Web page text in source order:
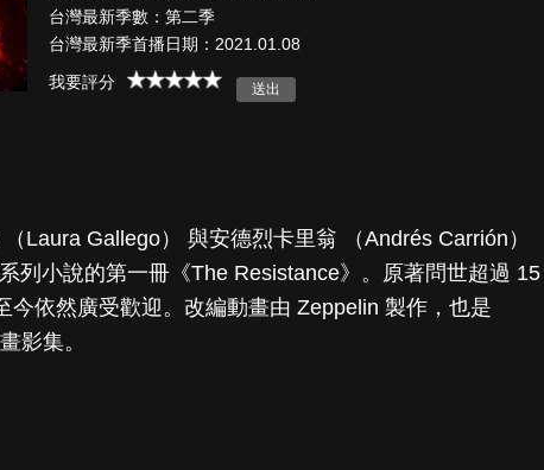
台灣最新季數：第二季
台灣最新季首播日期：2021.01.08
我要評分
Laura Gallego） 與安德烈卡里翁 （Andrés Carrión）
列小說的第一冊《The Resistance》。原著問世超過 15
今依然廣受歡迎。改編動畫由 Zeppelin 製作，也是
影集。
通：最
宗